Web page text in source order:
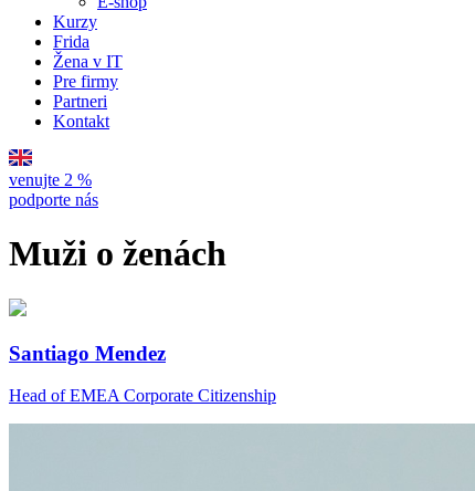
Kurzy
Frida
Žena v IT
Pre firmy
Partneri
Kontakt
venujte 2 %
podporte nás
Muži o ženách
Santiago Mendez
Head of EMEA Corporate Citizenship